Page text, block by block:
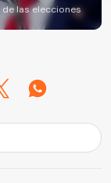
de las elecciones